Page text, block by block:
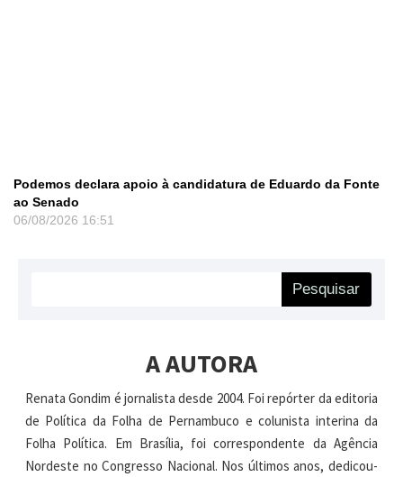
Podemos declara apoio à candidatura de Eduardo da Fonte
ao Senado
06/08/2026 16:51
Pesquisar
A AUTORA
Renata Gondim é jornalista desde 2004. Foi repórter da editoria
de Política da Folha de Pernambuco e colunista interina da
Folha Política. Em Brasília, foi correspondente da Agência
Nordeste no Congresso Nacional. Nos últimos anos, dedicou-